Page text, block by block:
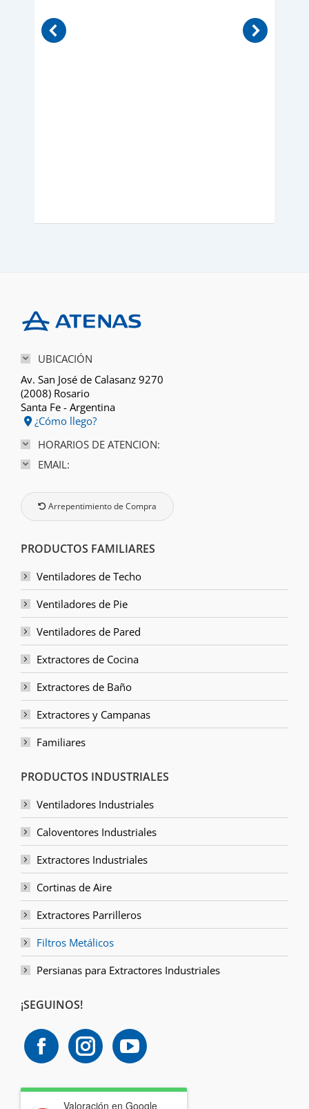
UBICACIÓN
Av. San José de Calasanz 9270
(2008) Rosario
Santa Fe - Argentina
¿Cómo llego?
HORARIOS DE ATENCION:
EMAIL:
Arrepentimiento de Compra
PRODUCTOS FAMILIARES
Ventiladores de Techo
Ventiladores de Pie
Ventiladores de Pared
Extractores de Cocina
Extractores de Baño
Extractores y Campanas
Familiares
PRODUCTOS INDUSTRIALES
Ventiladores Industriales
Caloventores Industriales
Extractores Industriales
Cortinas de Aire
Extractores Parrilleros
Filtros Metálicos
Persianas para Extractores Industriales
¡SEGUINOS!
Valoración en Google